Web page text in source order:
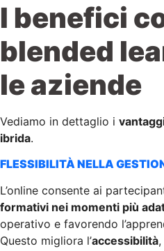
I benefici
blended
le aziende
Vediamo in dettaglio i
ibrida.
FLESSIBILITÀ NELLA
L’online consente ai
formativi nei momenti più
operativo e favorendo
Questo migliora l’accessibilità